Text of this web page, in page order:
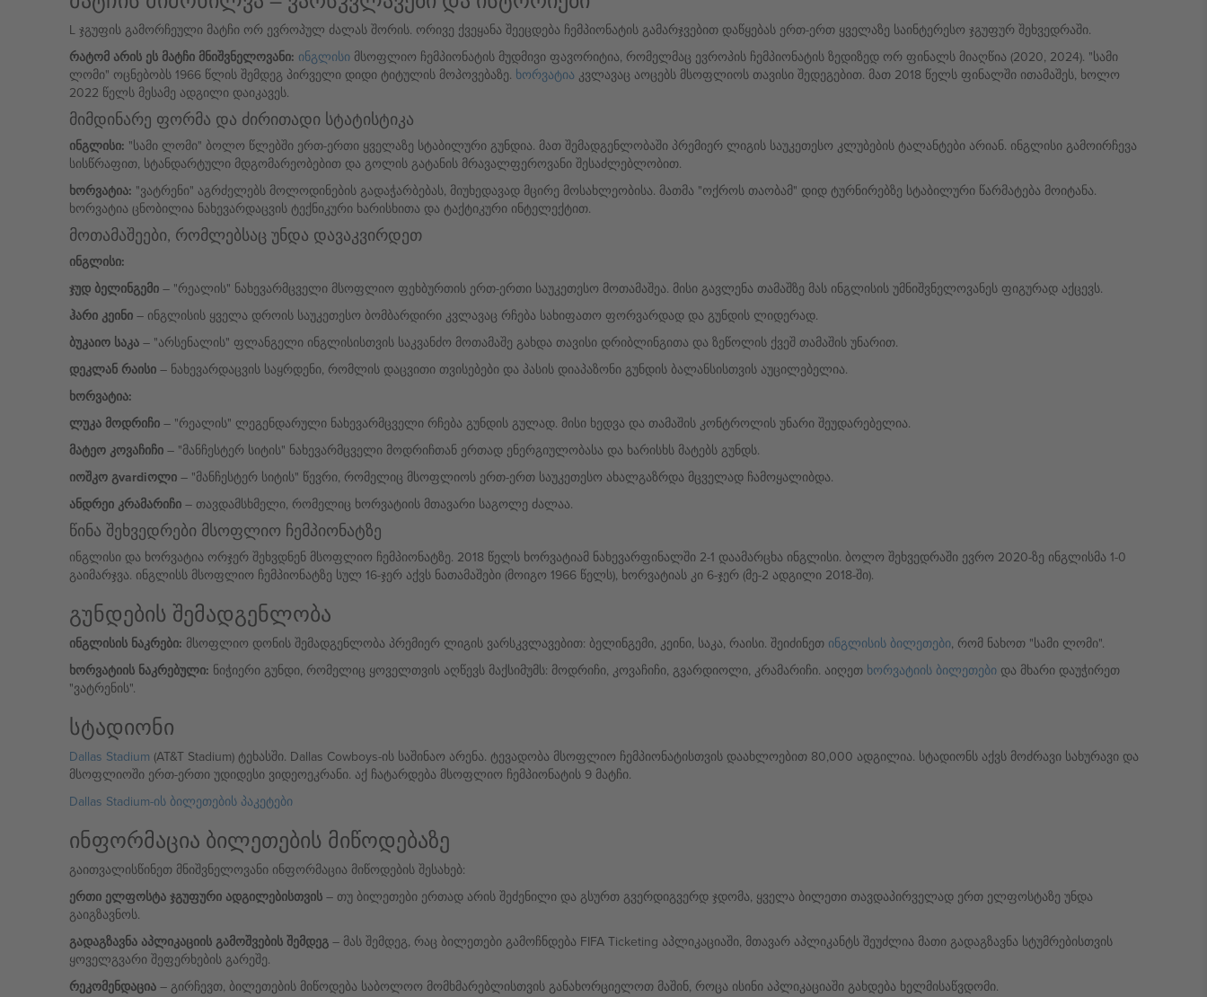
L ჯგუფის გამორჩეული მატჩი ორ ევროპულ ძალას შორის. ორივე ქვეყანა შეეცდება ჩემპიონატის გამარჯვებით დაწყებას ერთ-ერთ ყველაზე საინტერესო ჯგუფურ შეხვედრაში.
რატომ არის ეს მატჩი მნიშვნელოვანი: ინგლისიმსოფლიო ჩემპიონატის მუდმივი ფავორიტია, რომელმაც ევროპის ჩემპიონატის ზედიზედ ორ ფინალს მიაღწია (2020, 2024). "სამი
ლომი" ოცნებობს 1966 წლის შემდეგ პირველი დიდი ტიტულის მოპოვებაზე. ხორვატია კვლავაც აოცებს მსოფლიოს თავისი შედეგებით. მათ 2018 წელს ფინალში ითამაშეს, ხოლო
2022 წელს მესამე ადგილი დაიკავეს.
მიმდინარე ფორმა და ძირითადი სტატისტიკა
ინგლისი: "სამი ლომი" ბოლო წლებში ერთ-ერთი ყველაზე სტაბილური გუნდია. მათ შემადგენლობაში პრემიერ ლიგის საუკეთესო კლუბების ტალანტები არიან. ინგლისი გამოირჩევა
სისწრაფით, სტანდარტული მდგომარეობებით და გოლის გატანის მრავალფეროვანი შესაძლებლობით.
ხორვატია: "ვატრენი" აგრძელებს მოლოდინების გადაჭარბებას, მიუხედავად მცირე მოსახლეობისა. მათმა "ოქროს თაობამ" დიდ ტურნირებზე სტაბილური წარმატება მოიტანა.
ხორვატია ცნობილია ნახევარდაცვის ტექნიკური ხარისხითა და ტაქტიკური ინტელექტით.
მოთამაშეები, რომლებსაც უნდა დავაკვირდეთ
ინგლისი:
ჯუდ ბელინგემი– "რეალის" ნახევარმცველი მსოფლიო ფეხბურთის ერთ-ერთი საუკეთესო მოთამაშეა. მისი გავლენა თამაშზე მას ინგლისის უმნიშვნელოვანეს ფიგურად აქცევს.
ჰარი კეინი– ინგლისის ყველა დროის საუკეთესო ბომბარდირი კვლავაც რჩება სახიფათო ფორვარდად და გუნდის ლიდერად.
ბუკაიო საკა– "არსენალის" ფლანგელი ინგლისისთვის საკვანძო მოთამაშე გახდა თავისი დრიბლინგითა და ზეწოლის ქვეშ თამაშის უნარით.
დეკლან რაისი– ნახევარდაცვის საყრდენი, რომლის დაცვითი თვისებები და პასის დიაპაზონი გუნდის ბალანსისთვის აუცილებელია.
ხორვატია:
ლუკა მოდრიჩი– "რეალის" ლეგენდარული ნახევარმცველი რჩება გუნდის გულად. მისი ხედვა და თამაშის კონტროლის უნარი შეუდარებელია.
მატეო კოვაჩიჩი– "მანჩესტერ სიტის" ნახევარმცველი მოდრიჩთან ერთად ენერგიულობასა და ხარისხს მატებს გუნდს.
იოშკო გvardiოლი– "მანჩესტერ სიტის" წევრი, რომელიც მსოფლიოს ერთ-ერთ საუკეთესო ახალგაზრდა მცველად ჩამოყალიბდა.
ანდრეი კრამარიჩი– თავდამსხმელი, რომელიც ხორვატიის მთავარი საგოლე ძალაა.
წინა შეხვედრები მსოფლიო ჩემპიონატზე
ინგლისი და ხორვატია ორჯერ შეხვდნენ მსოფლიო ჩემპიონატზე. 2018 წელს ხორვატიამ ნახევარფინალში 2-1 დაამარცხა ინგლისი. ბოლო შეხვედრაში ევრო 2020-ზე ინგლისმა 1-0
გაიმარჯვა. ინგლისს მსოფლიო ჩემპიონატზე სულ 16-ჯერ აქვს ნათამაშები (მოიგო 1966 წელს), ხორვატიას კი 6-ჯერ (მე-2 ადგილი 2018-ში).
გუნდების შემადგენლობა
ინგლისის ნაკრები: მსოფლიო დონის შემადგენლობა პრემიერ ლიგის ვარსკვლავებით: ბელინგემი, კეინი, საკა, რაისი. შეიძინეთ ინგლისის ბილეთები, რომ ნახოთ "სამი ლომი".
ხორვატიის ნაკრებული: ნიჭიერი გუნდი, რომელიც ყოველთვის აღწევს მაქსიმუმს: მოდრიჩი, კოვაჩიჩი, გვარდიოლი, კრამარიჩი. აიღეთ ხორვატიის ბილეთებიდა მხარი დაუჭირეთ
"ვატრენის".
სტადიონი
Dallas Stadium (AT&T Stadium) ტეხასში. Dallas Cowboys-ის საშინაო არენა. ტევადობა მსოფლიო ჩემპიონატისთვის დაახლოებით 80,000 ადგილია. სტადიონს აქვს მოძრავი სახურავი და
მსოფლიოში ერთ-ერთი უდიდესი ვიდეოეკრანი. აქ ჩატარდება მსოფლიო ჩემპიონატის 9 მატჩი.
Dallas Stadium-ის ბილეთების პაკეტები
ინფორმაცია ბილეთების მიწოდებაზე
გაითვალისწინეთ მნიშვნელოვანი ინფორმაცია მიწოდების შესახებ:
ერთი ელფოსტა ჯგუფური ადგილებისთვის– თუ ბილეთები ერთად არის შეძენილი და გსურთ გვერდიგვერდ ჯდომა, ყველა ბილეთი თავდაპირველად ერთ ელფოსტაზე უნდა
გაიგზავნოს.
გადაგზავნა აპლიკაციის გამოშვების შემდეგ– მას შემდეგ, რაც ბილეთები გამოჩნდება FIFA Ticketing აპლიკაციაში, მთავარ აპლიკანტს შეუძლია მათი გადაგზავნა სტუმრებისთვის
ყოველგვარი შეფერხების გარეშე.
რეკომენდაცია– გირჩევთ, ბილეთების მიწოდება საბოლოო მომხმარებლისთვის განახორციელოთ მაშინ, როცა ისინი აპლიკაციაში გახდება ხელმისაწვდომი.